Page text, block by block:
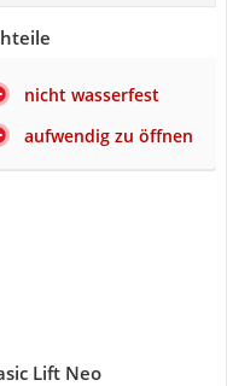
nicht wasserfest
aufwendig zu öffnen
Lift Neo